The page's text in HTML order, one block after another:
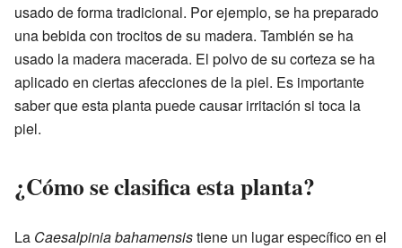
usado de forma tradicional. Por ejemplo, se ha preparado
una bebida con trocitos de su madera. También se ha
usado la madera macerada. El polvo de su corteza se ha
aplicado en ciertas afecciones de la piel. Es importante
saber que esta planta puede causar irritación si toca la
piel.
¿Cómo se clasifica esta planta?
La Caesalpinia bahamensistiene un lugar específico en el